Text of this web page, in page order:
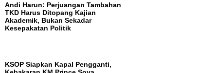
Andi Harun: Perjuangan Tambahan
TKD Harus Ditopang Kajian
Akademik, Bukan Sekadar
Kesepakatan Politik
KSOP Siapkan Kapal Pengganti,